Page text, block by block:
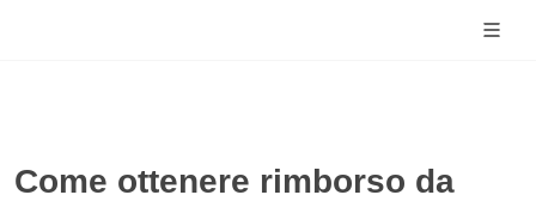
Come ottenere rimborso da